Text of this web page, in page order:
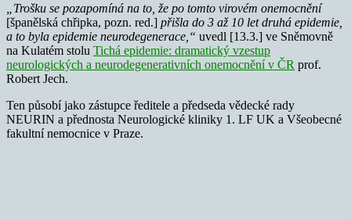
„Trošku se pozapomíná na to, že po tomto virovém onemocnění
[španělská chřipka, pozn. red.] přišla do 3 až 10 let druhá epidemie,
a to byla epidemie neurodegenerace,“ uvedl [13.3.] ve Sněmovně
na Kulatém stolu Tichá epidemie: dramatický vzestup
neurologických a neurodegenerativních onemocnění v ČR prof.
Robert Jech.
Ten působí jako zástupce ředitele a předseda vědecké rady
NEURIN a přednosta Neurologické kliniky 1. LF UK a Všeobecné
fakultní nemocnice v Praze.